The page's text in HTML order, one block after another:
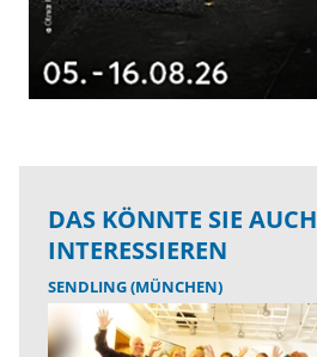
DAS KÖNNTE SIE AUCH
INTERESSIEREN
SENDLING (MÜNCHEN)